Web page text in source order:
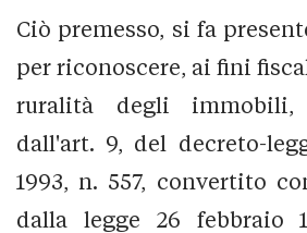
Ciò premesso, si fa
per riconoscere, ai fini
ruralità degli immobili,
dall'art. 9, del decreto-
1993, n. 557, convertito
dalla legge 26 febbraio